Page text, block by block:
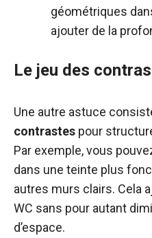
géométriques
ajouter de la
Le jeu des
Une autre astuce
contrastes pour
Par exemple, vous
dans une teinte plus
autres murs clairs. Cela
WC sans pour autant
d’espace.